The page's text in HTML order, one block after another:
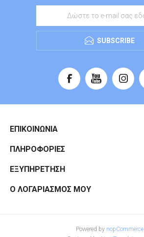
SUBSCRIBE
ΕΠΙΚΟΙΝΩΝΊΑ
ΠΛΗΡΟΦΟΡΊΕΣ
ΕΞΥΠΗΡΈΤΗΣΗ
Ο ΛΟΓΑΡΙΑΣΜΌΣ ΜΟΥ
Powered by nopCommerce